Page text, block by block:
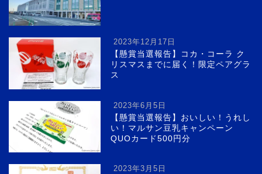
2023年12月17日
【懸賞当選報告】コカ・コーラ ク
リスマスまでに届く！限定ペアグラ
ス
2023年6月5日
【懸賞当選報告】おいしい！うれし
い！マルサン豆乳キャンペーン
QUOカード500円分
2023年3月5日